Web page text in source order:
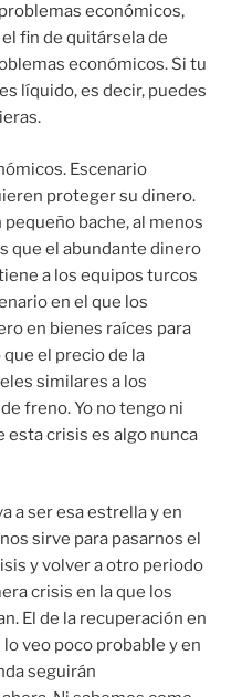
económicos,
fin de quitársela de
económicos. Si tu
líquido, es decir, puedes
Escenario
proteger su dinero.
bache, al menos
que el abundante dinero
a los equipos turcos
en el que los
en bienes raíces para
el precio de la
similares a los
freno. Yo no tengo ni
esta crisis es algo nunca
a ser esa estrella y en
sirve para pasarnos el
y volver a otro periodo
crisis en la que los
El de la recuperación en
lo veo poco probable y en
seguirán